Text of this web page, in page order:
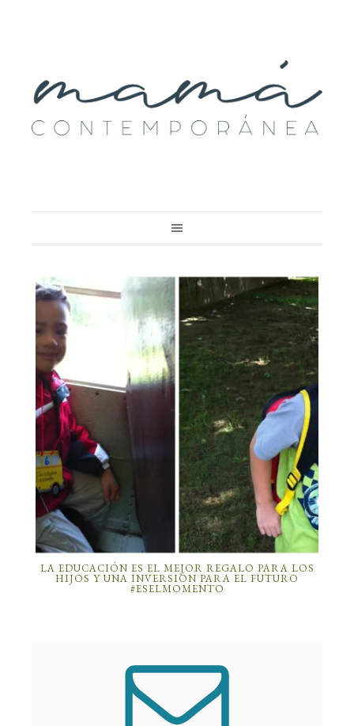
LA EDUCACIÓN ES EL MEJOR REGALO PARA LOS
HIJOS Y UNA INVERSIÓN PARA EL FUTURO
#ESELMOMENTO